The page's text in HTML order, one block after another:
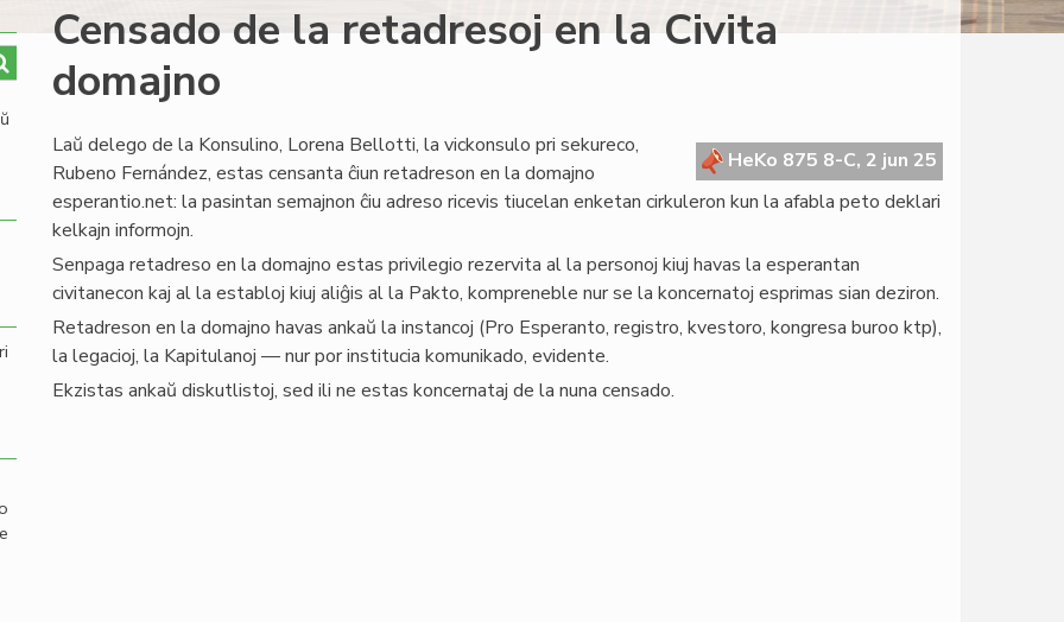
Censado de la retadresoj en la Civita
domajno
HeKo 875 8-C, 2 jun 25
Laŭ delego de la Konsulino, Lorena Bellotti, la vickonsulo pri sekureco,
Rubeno Fernández, estas censanta ĉiun retadreson en la domajno
esperantio.net: la pasintan semajnon ĉiu adreso ricevis tiucelan enketan cirkuleron kun la afabla peto deklari
kelkajn informojn.
Senpaga retadreso en la domajno estas privilegio rezervita al la personoj kiuj havas la esperantan
civitanecon kaj al la establoj kiuj aliĝis al la Pakto, kompreneble nur se la koncernatoj esprimas sian deziron.
Retadreson en la domajno havas ankaŭ la instancoj (Pro Esperanto, registro, kvestoro, kongresa buroo ktp),
la legacioj, la Kapitulanoj — nur por institucia komunikado, evidente.
Ekzistas ankaŭ diskutlistoj, sed ili ne estas koncernataj de la nuna censado.